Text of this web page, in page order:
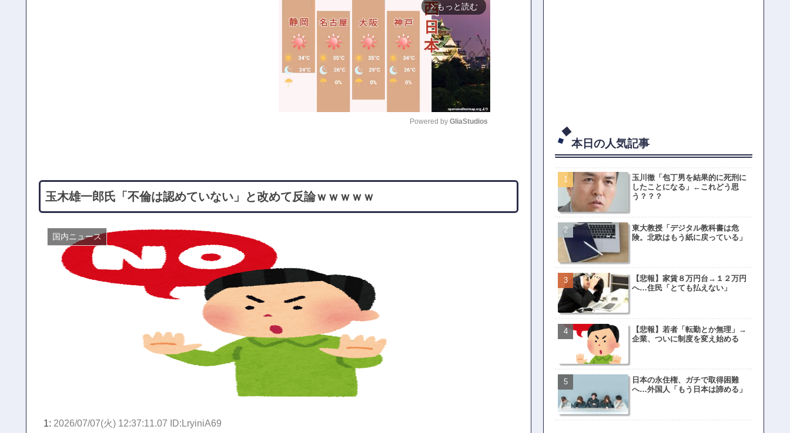
arrow_forward_ios もっと読む
Powered by GliaStudios
玉木雄一郎氏「不倫は認めていない」と改めて反論ｗｗｗｗｗ
国内ニュース
1: 2026/07/07(火) 12:37:11.07 ID:LryiniA69
本日の人気記事
玉川徹「包丁男を結果的に死刑に
したことになる」←これどう思
う？？？
東大教授「デジタル教科書は危
険。北欧はもう紙に戻っている」
【悲報】家賃８万円台→１２万円
へ…住民「とても払えない」
【悲報】若者「転勤とか無理」→
企業、ついに制度を変え始める
日本の永住権、ガチで取得困難
へ…外国人「もう日本は諦める」